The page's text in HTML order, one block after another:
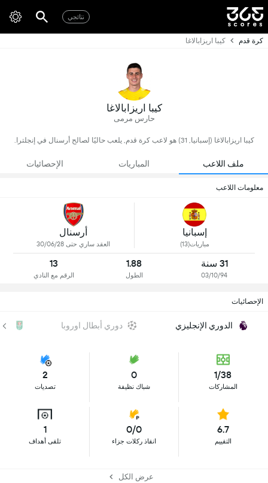
نتائجي
كرة قدم كيبا اريزابالاغا
كيبا اريزابالاغا
حارس مرمى
كيبا اريزابالاغا (إسبانيا, 31) هو لاعب كرة قدم, يلعب حاليًا لصالح أرسنال في إنجلترا.
ملف اللاعب المباريات الإحصائيات
معلومات اللاعب
إسبانيا
مباريات(13)
أرسنال
العقد ساري حتى 30/06/28
31 سنة
03/10/94
1.88
الطول
13
الرقم مع النادي
الإحصائيات
الدوري الإنجليزي دوري أبطال اوروبا
1/38
المشاركات
0
شباك نظيفة
2
تصديات
6.7
التقييم
0/0
انقاذ ركلات جزاء
1
تلقى أهداف
عرض الكل